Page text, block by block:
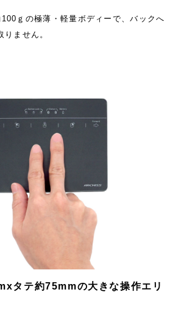
ｇの極薄・軽量ボディーで、バックへ
ません。
タテ約75mmの大きな操作エリ